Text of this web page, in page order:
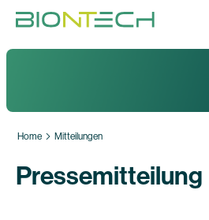
Home Mitteilungen
Pressemitteilung